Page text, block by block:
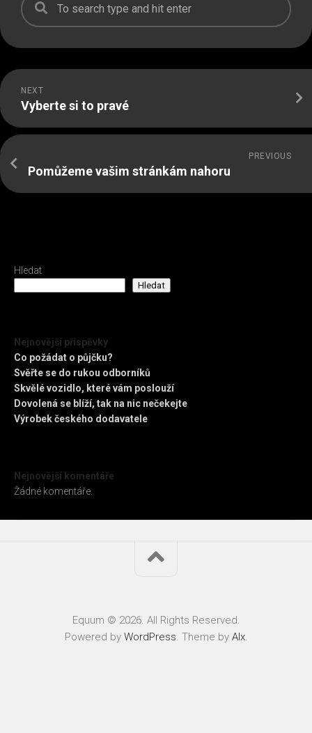
NEXT
Vyberte si to pravé
PREVIOUS
Pomůžeme vašim stránkám nahoru
Hledat
Hledat
Nejnovější příspěvky
Co požádat o půjčku?
Svěřte se do rukou odborníků
Skvělé vozidlo, které vám poslouží
Dovolená se blíží, tak na nic nečekejte
Výrobek českého dodavatele
Nejnovější komentáře
Žádné komentáře.
Equum © 2026. All Rights Reserved.
Powered by WordPress . Theme by Alx.